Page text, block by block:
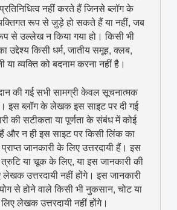
नहीं करते हैं जिनसे ब्लॉग के
रूप से जुड़े हो सकते हैं या नहीं, जब
से उल्लेख न किया गया हो। किसी भी
उद्देश्य किसी धर्म, जातीय समूह, क्लब,
व्यक्ति को बदनाम करना नहीं है।
की गई सभी सामग्री केवल सूचनात्मक
इस ब्लॉग के लेखक इस साइट पर दी गई
की सटीकता या पूर्णता के संबंध में कोई
और न ही इस साइट पर किसी लिंक का
जानकारी के लिए उत्तरदायी हैं। इस
या चूक के लिए, या इस जानकारी की
उत्तरदायी नहीं होंगे। इस जानकारी
से होने वाले किसी भी नुकसान, चोट या
लेखक उत्तरदायी नहीं होंगे।